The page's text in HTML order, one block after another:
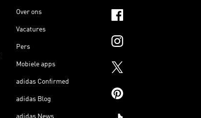
Over ons
Vacatures
Pers
Mobiele apps
adidas Confirmed
adidas Blog
adidas News